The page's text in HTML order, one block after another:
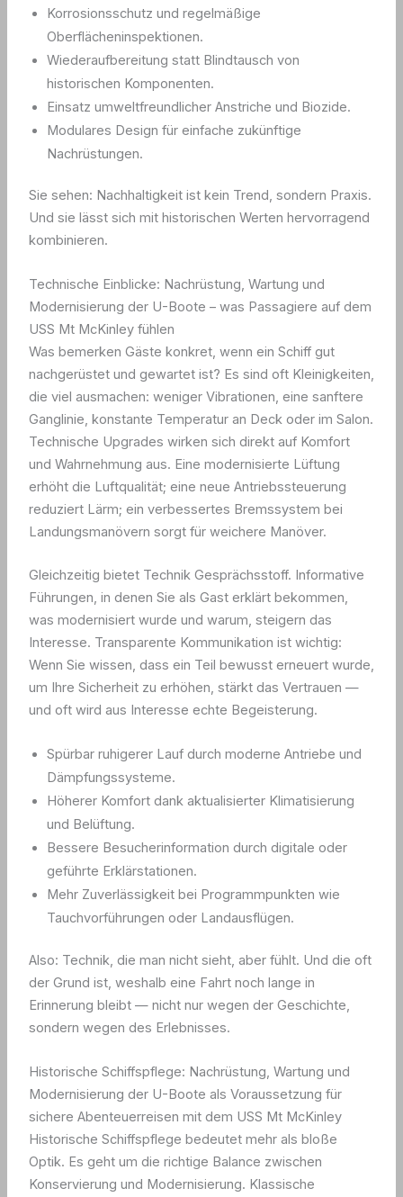
Korrosionsschutz und regelmäßige
Oberflächeninspektionen.
Wiederaufbereitung statt Blindtausch von
historischen Komponenten.
Einsatz umweltfreundlicher Anstriche und Biozide.
Modulares Design für einfache zukünftige
Nachrüstungen.
Sie sehen: Nachhaltigkeit ist kein Trend, sondern Praxis.
Und sie lässt sich mit historischen Werten hervorragend
kombinieren.
Technische Einblicke: Nachrüstung, Wartung und
Modernisierung der U-Boote – was Passagiere auf dem
USS Mt McKinley fühlen
Was bemerken Gäste konkret, wenn ein Schiff gut
nachgerüstet und gewartet ist? Es sind oft Kleinigkeiten,
die viel ausmachen: weniger Vibrationen, eine sanftere
Ganglinie, konstante Temperatur an Deck oder im Salon.
Technische Upgrades wirken sich direkt auf Komfort
und Wahrnehmung aus. Eine modernisierte Lüftung
erhöht die Luftqualität; eine neue Antriebssteuerung
reduziert Lärm; ein verbessertes Bremssystem bei
Landungsmanövern sorgt für weichere Manöver.
Gleichzeitig bietet Technik Gesprächsstoff. Informative
Führungen, in denen Sie als Gast erklärt bekommen,
was modernisiert wurde und warum, steigern das
Interesse. Transparente Kommunikation ist wichtig:
Wenn Sie wissen, dass ein Teil bewusst erneuert wurde,
um Ihre Sicherheit zu erhöhen, stärkt das Vertrauen —
und oft wird aus Interesse echte Begeisterung.
Spürbar ruhigerer Lauf durch moderne Antriebe und
Dämpfungssysteme.
Höherer Komfort dank aktualisierter Klimatisierung
und Belüftung.
Bessere Besucherinformation durch digitale oder
geführte Erklärstationen.
Mehr Zuverlässigkeit bei Programmpunkten wie
Tauchvorführungen oder Landausflügen.
Also: Technik, die man nicht sieht, aber fühlt. Und die oft
der Grund ist, weshalb eine Fahrt noch lange in
Erinnerung bleibt — nicht nur wegen der Geschichte,
sondern wegen des Erlebnisses.
Historische Schiffspflege: Nachrüstung, Wartung und
Modernisierung der U-Boote als Voraussetzung für
sichere Abenteuerreisen mit dem USS Mt McKinley
Historische Schiffspflege bedeutet mehr als bloße
Optik. Es geht um die richtige Balance zwischen
Konservierung und Modernisierung. Klassische